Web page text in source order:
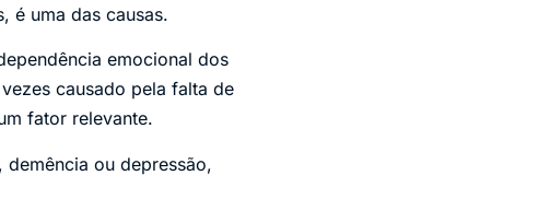
é uma das causas.
emocional dos
causado pela falta de
fator relevante.
ou depressão,